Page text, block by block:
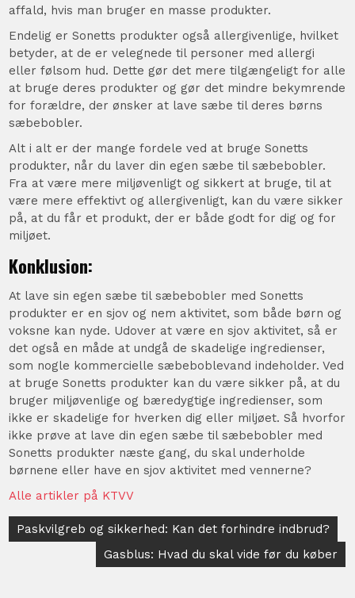
affald, hvis man bruger en masse produkter.
Endelig er Sonetts produkter også allergivenlige, hvilket
betyder, at de er velegnede til personer med allergi
eller følsom hud. Dette gør det mere tilgængeligt for alle
at bruge deres produkter og gør det mindre bekymrende
for forældre, der ønsker at lave sæbe til deres børns
sæbebobler.
Alt i alt er der mange fordele ved at bruge Sonetts
produkter, når du laver din egen sæbe til sæbebobler.
Fra at være mere miljøvenligt og sikkert at bruge, til at
være mere effektivt og allergivenligt, kan du være sikker
på, at du får et produkt, der er både godt for dig og for
miljøet.
Konklusion:
At lave sin egen sæbe til sæbebobler med Sonetts
produkter er en sjov og nem aktivitet, som både børn og
voksne kan nyde. Udover at være en sjov aktivitet, så er
det også en måde at undgå de skadelige ingredienser,
som nogle kommercielle sæbeboblevand indeholder. Ved
at bruge Sonetts produkter kan du være sikker på, at du
bruger miljøvenlige og bæredygtige ingredienser, som
ikke er skadelige for hverken dig eller miljøet. Så hvorfor
ikke prøve at lave din egen sæbe til sæbebobler med
Sonetts produkter næste gang, du skal underholde
børnene eller have en sjov aktivitet med vennerne?
Alle artikler på KTVV
Indlægsnavigation
Paskvilgreb og sikkerhed: Kan det forhindre indbrud?
Gasblus: Hvad du skal vide før du køber